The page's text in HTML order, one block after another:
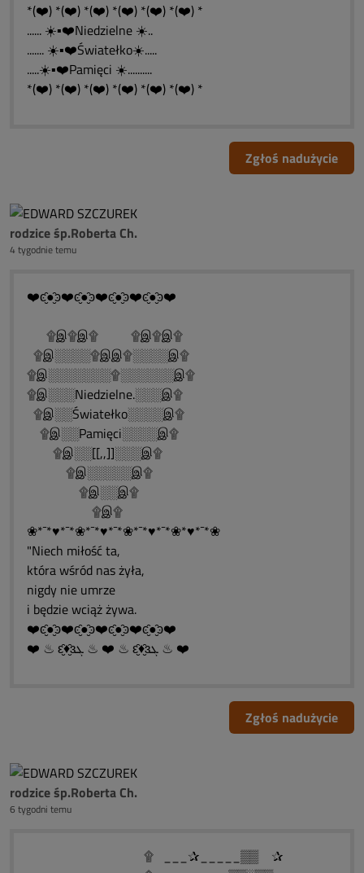
*(❤️) *(❤️) *(❤️) *(❤️) *(❤️) *(❤️) *
...... ☀️▪️❤️Niedzielne ☀️..
....... ☀️▪️❤️Światełko☀️.....
.....☀️▪️❤️Pamięci ☀️..........
*(❤️) *(❤️) *(❤️) *(❤️) *(❤️) *(❤️) *
Zgłoś nadużycie
rodzice śp.Roberta Ch.
4 tygodnie temu
❤️ͼ̮̑●̮̑ͽ❤️ͼ̮̑●̮̑ͽ❤️ͼ̮̑●̮̑ͽ❤️ͼ̮̑●̮̑ͽ❤️
۩இ۩இ۩ ۩இ۩இ۩
۩இ░░░░۩இஇ۩░░░░இ۩
۩இ░░░░░░░۩░░░░░░இ۩
۩இ░░░Niedzielne.░░░இ۩
۩இ░░Światełko░░░░இ۩
۩இ░░Pamięci░░░░இ۩
۩இ░░[[,,]]░░░இ۩
۩இ░░░░░இ۩
۩இ░░இ۩
۩இ۩
❀*¯*♥*¯*❀*¯*♥*¯*❀*¯*♥*¯*❀*♥*¯*❀
"Niech miłość ta,
która wśród nas żyła,
nigdy nie umrze
i będzie wciąż żywa.
❤️ͼ̮̑●̮̑ͽ❤️ͼ̮̑●̮̑ͽ❤️ͼ̮̑●̮̑ͽ❤️ͼ̮̑●̮̑ͽ❤️
❤️ ♨ ԑ̮̑♦̮̑ɜܓ ♨ ❤️ ♨ ԑ̮̑♦̮̑ɜܓ ♨ ❤️
Zgłoś nadużycie
rodzice śp.Roberta Ch.
6 tygodni temu
۩ ___✰_____▒▒ ✰